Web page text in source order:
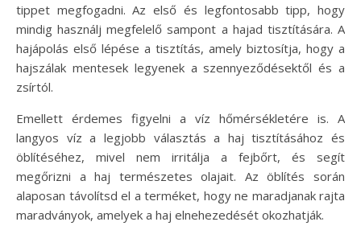
tippet megfogadni. Az első és legfontosabb tipp, hogy
mindig használj megfelelő sampont a hajad tisztítására. A
hajápolás első lépése a tisztítás, amely biztosítja, hogy a
hajszálak mentesek legyenek a szennyeződésektől és a
zsírtól.
Emellett érdemes figyelni a víz hőmérsékletére is. A
langyos víz a legjobb választás a haj tisztításához és
öblítéséhez, mivel nem irritálja a fejbőrt, és segít
megőrizni a haj természetes olajait. Az öblítés során
alaposan távolítsd el a terméket, hogy ne maradjanak rajta
maradványok, amelyek a haj elnehezedését okozhatják.